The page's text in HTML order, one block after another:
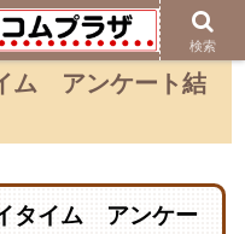
ム アンケート結
タイム アンケー
検索